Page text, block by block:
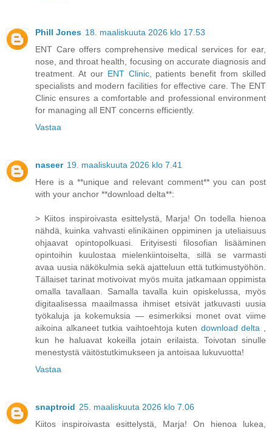
Phill Jones 18. maaliskuuta 2026 klo 17.53
ENT Care offers comprehensive medical services for ear,
nose, and throat health, focusing on accurate diagnosis and
treatment. At our ENT Clinic, patients benefit from skilled
specialists and modern facilities for effective care. The ENT
Clinic ensures a comfortable and professional environment
for managing all ENT concerns efficiently.
Vastaa
naseer 19. maaliskuuta 2026 klo 7.41
Here is a **unique and relevant comment** you can post
with your anchor **download delta**:
> Kiitos inspiroivasta esittelystä, Marja! On todella hienoa
nähdä, kuinka vahvasti elinikäinen oppiminen ja uteliaisuus
ohjaavat opintopolkuasi. Erityisesti filosofian lisääminen
opintoihin kuulostaa mielenkiintoiselta, sillä se varmasti
avaa uusia näkökulmia sekä ajatteluun että tutkimustyöhön.
Tällaiset tarinat motivoivat myös muita jatkamaan oppimista
omalla tavallaan. Samalla tavalla kuin opiskelussa, myös
digitaalisessa maailmassa ihmiset etsivät jatkuvasti uusia
työkaluja ja kokemuksia — esimerkiksi monet ovat viime
aikoina alkaneet tutkia vaihtoehtoja kuten download delta
kun he haluavat kokeilla jotain erilaista. Toivotan sinulle
menestystä väitöstutkimukseen ja antoisaa lukuvuotta!
Vastaa
snaptroid 25. maaliskuuta 2026 klo 7.06
Kiitos inspiroivasta esittelystä, Marja! On hienoa lukea,